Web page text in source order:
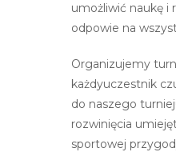
umożliwić naukę i
odpowie na
Organizujemy
każdyuczestnik
do naszego
rozwinięcia
sportowej